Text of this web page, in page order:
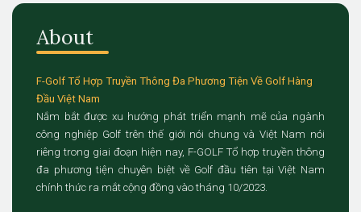
About
F-Golf Tổ Hợp Truyền Thông Đa Phương Tiện Về Golf Hàng
Đầu Việt Nam
Nắm bắt được xu hướng phát triển mạnh mẽ của ngành
công nghiệp Golf trên thế giới nói chung và Việt Nam nói
riêng trong giai đoạn hiện nay, F-GOLF Tổ hợp truyền thông
đa phương tiện chuyên biệt về Golf đầu tiên tại Việt Nam
chính thức ra mắt cộng đồng vào tháng 10/2023.